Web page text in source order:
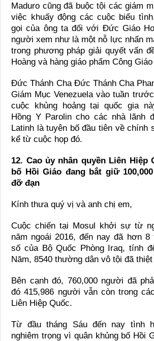
Maduro cũng đã buộc tội các giám
việc khuấy động các cuộc biểu
gọi của ông ta đối với Đức Giáo
người xem như là một nỗ lực nhấn
trong phương pháp giải quyết vấn
Hoàng và hàng giáo phẩm Công
Đức Thánh Cha Đức Thánh Cha
Giám Mục Venezuela vào tuần
cuộc khủng hoảng tại quốc gia
Hồng Y Parolin cho các nhà lãnh
Latinh là tuyên bố đầu tiên về chính
kể từ cuộc họp đó.
12. Cao ủy nhân quyền Liên Hiệp
bố Hồi Giáo đang bắt giữ
đỡ đạn
Kính thưa quý vị và anh chị em,
Cuộc chiến tại Mosul khởi sự từ
năm ngoái 2016, đến nay đã hơn 8
số của Bộ Quốc Phòng Iraq, tính
Năm, 8540 thường dân vô tội đã thiệt
Bên cạnh đó, 760,000 người đã
đó 415,986 người vẫn còn trong
Liên Hiệp Quốc.
Từ đầu tháng Sáu đến nay tình
nghiêm trọng vì quân khủng bố Hồi